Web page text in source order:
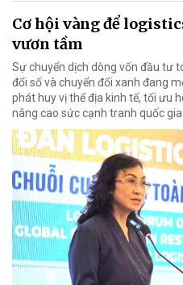
Cơ hội vàng để
vươn tầm
Sự chuyển dịch dòng vốn đầu tư
đổi số và chuyển đổi xanh đang
phát huy vị thế địa kinh tế, tối ưu
nâng cao sức cạnh tranh quốc gia.